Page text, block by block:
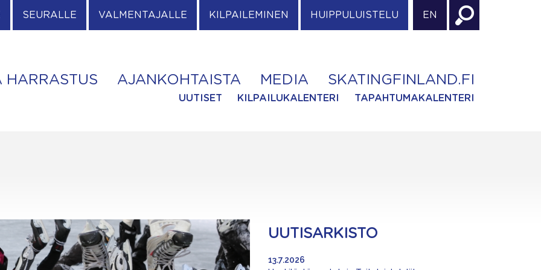
SEURALLE VALMENTAJALLE KILPAILEMINEN HUIPPULUISTELU EN
HARRASTUS AJANKOHTAISTA MEDIA SKATINGFINLAND.FI
UUTISET KILPAILUKALENTERI TAPAHTUMAKALENTERI
UUTISARKISTO
13.7.2026